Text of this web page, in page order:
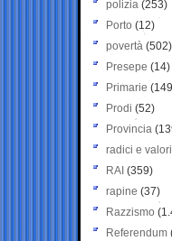
polizia (253)
Porto (12)
povertà (502)
Presepe (14)
Primarie
Prodi (52)
Provincia
radici e valori
RAI (359)
rapine (37)
Razzismo
Referendum